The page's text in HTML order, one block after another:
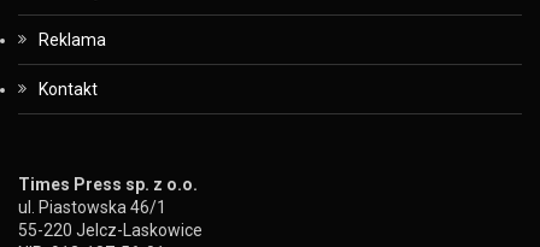
Reklama
Kontakt
Times Press sp. z o.o.
ul. Piastowska 46/1
55-220 Jelcz-Laskowice